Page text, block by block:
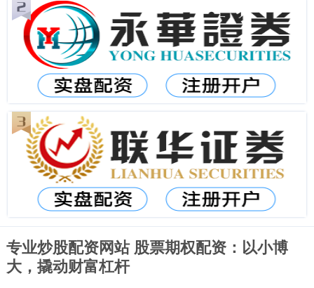
专业炒股配资网站 股票期权配资：以小博
大，撬动财富杠杆